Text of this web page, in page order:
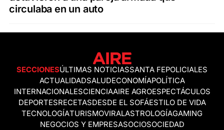
circulaba en un auto
SECCIONESÚLTIMAS NOTICIASSANTA FEPOLICIALES
ACTUALIDADSALUDECONOMÍAPOLÍTICA
INTERNACIONALESCIENCIAAIRE AGROESPECTÁCULOS
DEPORTESRECETASDESDE EL SOFÁESTILO DE VIDA
TECNOLOGÍATURISMOVIRALASTROLOGÍAGAMING
NEGOCIOS Y EMPRESASOCIOSOCIEDAD